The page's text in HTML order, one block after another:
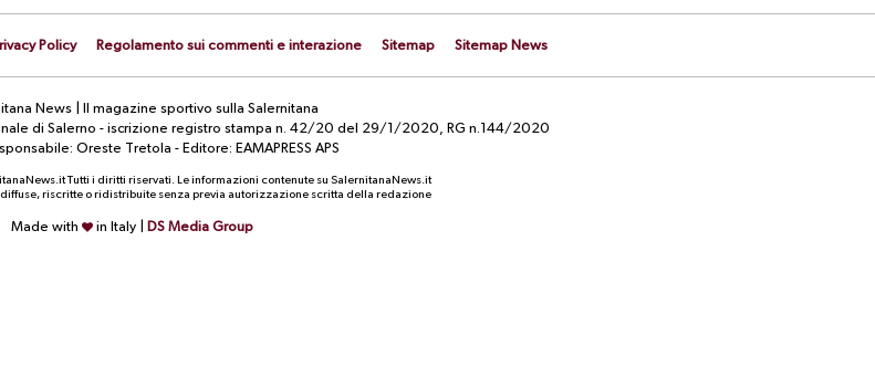
Policy Regolamento sui commenti e interazione Sitemap Sitemap News
News | Il magazine sportivo sulla Salernitana
di Salerno - iscrizione registro stampa n. 42/20 del 29/1/2020, RG n.144/2020
Oreste Tretola - Editore: EAMAPRESS APS
Tutti i diritti riservati. Le informazioni contenute su SalernitanaNews.it
riscritte o ridistribuite senza previa autorizzazione scritta della redazione
Made with in Italy | DS Media Group